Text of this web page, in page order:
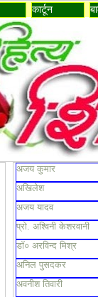
कार्टून
अजय कुमार
अखिलेश
अजय यादव
प्रो. अश्विनी केशरवानी
डॉ० अरविन्द मिश्र
अनिल पुसदकर
अवनीश तिवारी